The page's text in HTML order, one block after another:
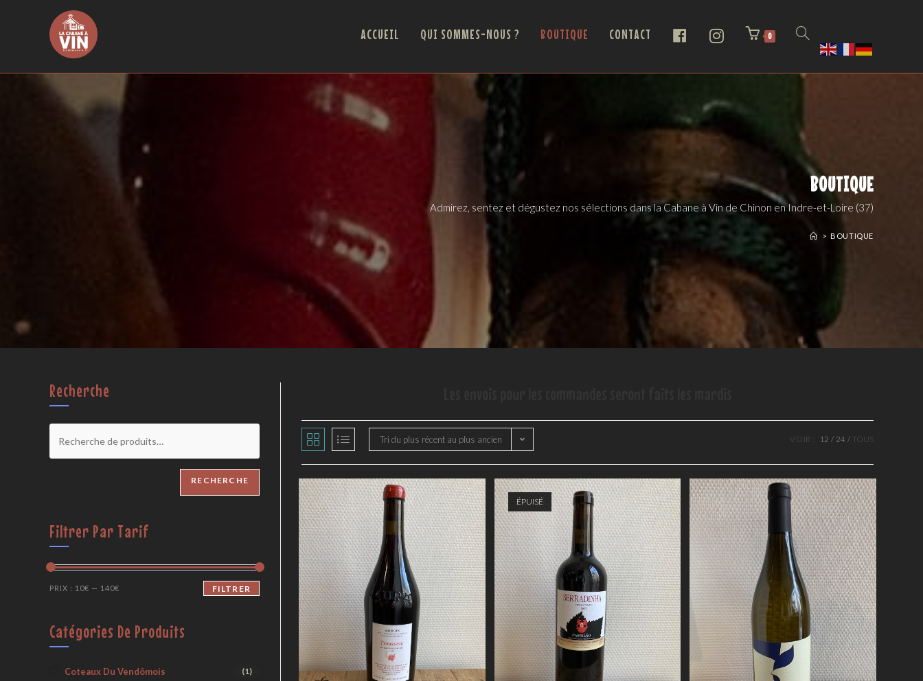
ACCUEIL QUI SOMMES-NOUS ? BOUTIQUE CONTACT 0
BOUTIQUE
Admirez, sentez et dégustez nos sélections dans la Cabane à Vin de Chinon en Indre-et-Loire (37)
> BOUTIQUE
Tri du plus récent au plus ancien VOIR : 12 24 TOUS
ÉPUISÉ
Recherche
RECHERCHE
Filtrer Par Tarif
FILTRER
PRIX : 10€ — 140€
Catégories De Produits
Coteaux Du Vendômois (1)